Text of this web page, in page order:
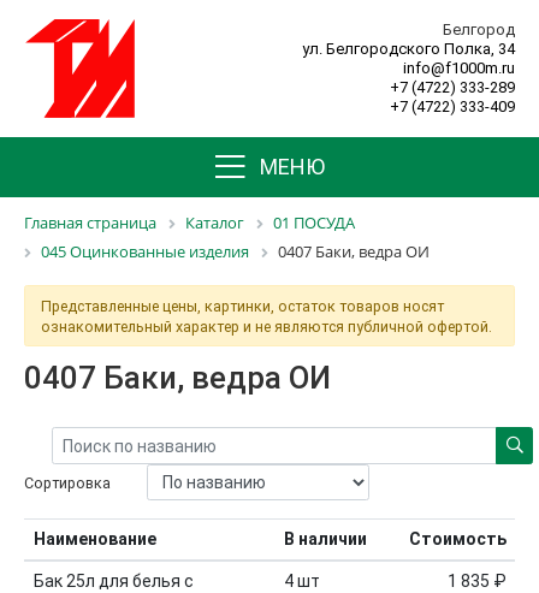
Белгород
ул. Белгородского Полка, 34
info@f1000m.ru
+7 (4722) 333-289
+7 (4722) 333-409
МЕНЮ
Главная страница Каталог
01 ПОСУДА
045 Оцинкованные изделия
0407 Баки, ведра ОИ
Представленные цены, картинки, остаток товаров носят
ознакомительный характер и не являются публичной офертой.
0407 Баки, ведра ОИ
Сортировка
Наименование В наличии Стоимость
Бак 25л для белья с
4шт 1 835 ₽